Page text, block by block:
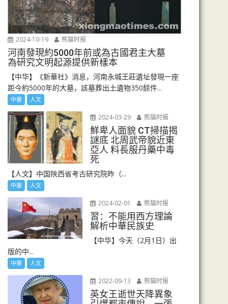
2024-10-19 熊猫时报
河南發現約5000年前或為古國君主大墓
為研究文明起源提供新樣本
【中华】《新華社》消息，河南永城王莊遺址發現一座
距今約5000年的大墓，該墓葬出土遺物350餘件...
中華 人文
2024-03-29 熊猫时报
鮮卑人面貌 CT掃描揭
謎底 北周武帝貌近東
亞人 料長服丹藥中毒
死
【人文】中国陜西省考古研究院昨（...
中華 人文
2024-02-01 熊猫时报
習：不能用西方理論
解析中華民族史
【中华】今天（2月1日）出
版的中...
中華 人文
2022-09-13 熊猫时报
英女王逝世天降異象